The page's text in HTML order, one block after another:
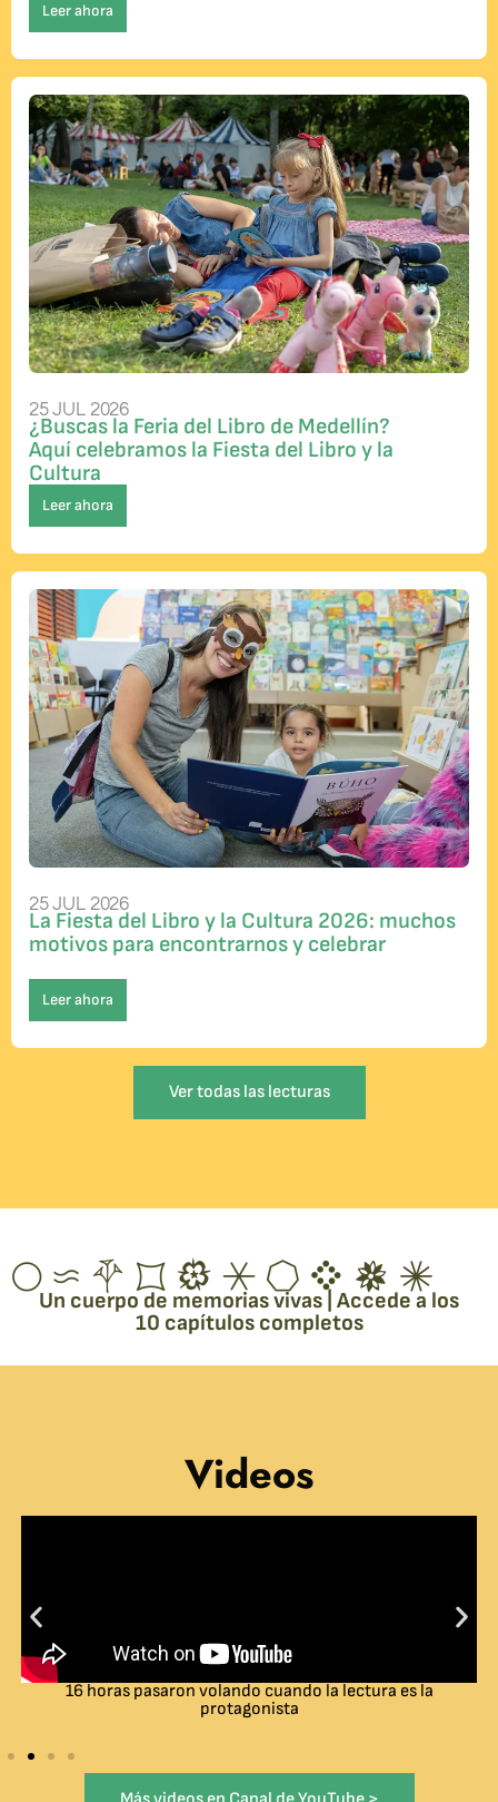
Leer ahora
25 JUL 2026
¿Buscas la Feria del Libro de Medellín?
Aquí celebramos la Fiesta del Libro y la
Cultura
Leer ahora
25 JUL 2026
La Fiesta del Libro y la Cultura 2026: muchos
motivos para encontrarnos y celebrar
Leer ahora
Ver todas las lecturas
Un cuerpo de memorias vivas | Accede a los
10 capítulos completos
Videos
16 horas pasaron volando cuando la lectura es la
protagonista